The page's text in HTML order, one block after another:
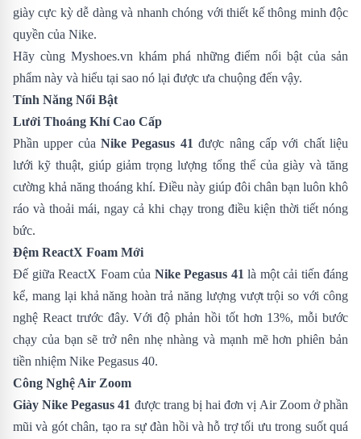
giày cực kỳ dễ dàng và nhanh chóng với thiết kế thông minh độc
quyền của Nike.
Hãy cùng Myshoes.vn khám phá những điểm nổi bật của sản
phẩm này và hiểu tại sao nó lại được ưa chuộng đến vậy.
Tính Năng Nổi Bật
Lưới Thoáng Khí Cao Cấp
Phần upper củaNike Pegasus 41 được nâng cấp với chất liệu
lưới kỹ thuật, giúp giảm trọng lượng tổng thể của giày và tăng
cường khả năng thoáng khí. Điều này giúp đôi chân bạn luôn khô
ráo và thoải mái, ngay cả khi chạy trong điều kiện thời tiết nóng
bức.
Đệm ReactX Foam Mới
Đế giữa ReactX Foam của Nike Pegasus 41 là một cải tiến đáng
kể, mang lại khả năng hoàn trả năng lượng vượt trội so với công
nghệ React trước đây. Với độ phản hồi tốt hơn 13%, mỗi bước
chạy của bạn sẽ trở nên nhẹ nhàng và mạnh mẽ hơn phiên bản
tiền nhiệm Nike Pegasus 40.
Công Nghệ Air Zoom
Giày Nike Pegasus 41 được trang bị hai đơn vị Air Zoom ở phần
mũi và gót chân, tạo ra sự đàn hồi và hỗ trợ tối ưu trong suốt quá